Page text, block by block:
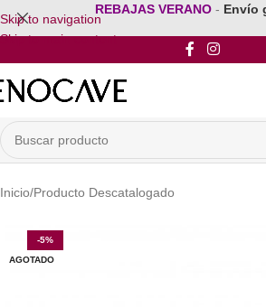
Skip to navigation
Skip to main content
REBAJAS VERANO - Envío
Inicio/Producto Descatalogado
-5%
AGOTADO